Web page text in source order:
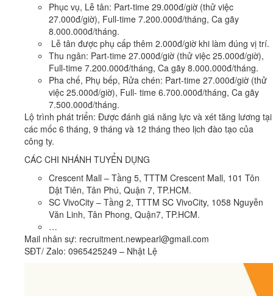
Phục vụ, Lễ tân: Part-time 29.000đ/giờ (thử việc
27.000đ/giờ), Full-time 7.200.000đ/tháng, Ca gãy
8.000.000đ/tháng.
Lễ tân được phụ cấp thêm 2.000đ/giờ khi làm đúng vị trí.
Thu ngân: Part-time 27.000đ/giờ (thử việc 25.000đ/giờ),
Full-time 7.200.000đ/tháng, Ca gãy 8.000.000đ/tháng.
Pha chế, Phụ bếp, Rửa chén: Part-time 27.000đ/giờ (thử
việc 25.000đ/giờ), Full- time 6.700.000đ/tháng, Ca gãy
7.500.000đ/tháng.
Lộ trình phát triển: Được đánh giá năng lực và xét tăng lương tại
các mốc 6 tháng, 9 tháng và 12 tháng theo lịch đào tạo của
công ty.
CÁC CHI NHÁNH TUYỂN DỤNG
Crescent Mall – Tầng 5, TTTM Crescent Mall, 101 Tôn
Dật Tiên, Tân Phú, Quận 7, TP.HCM.
SC VivoCity – Tầng 2, TTTM SC VivoCity, 1058 Nguyễn
Văn Linh, Tân Phong, Quận7, TP.HCM.
…
Mail nhân sự: recruitment.newpearl@gmail.com
SĐT/ Zalo: 0965425249 – Nhật Lệ